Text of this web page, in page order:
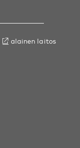
alainen laitos